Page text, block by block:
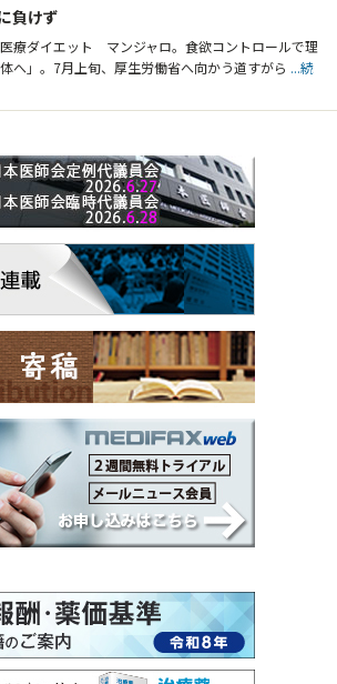
負けず
療ダイエット マンジャロ。食欲コントロールで理
へ」。7月上旬、厚生労働省へ向かう道すがら ...続